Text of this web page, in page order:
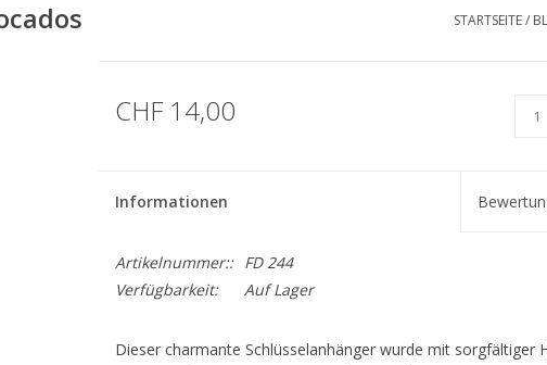
STARTSEITE/
CHF 14,00
Informationen
Artikelnummer::
FD 244
Verfügbarkeit:
Auf Lager
Dieser charmante Schlüsselanhänger wurde mit sorgfältiger